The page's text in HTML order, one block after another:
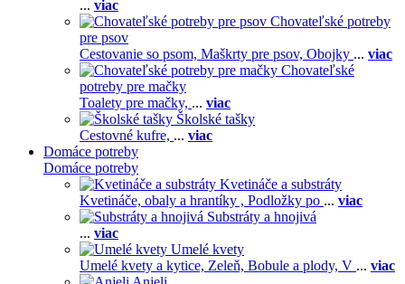
... viac
Chovateľské potreby
pre psov
Cestovanie so psom, Maškrty pre psov, Obojky ... viac
Chovateľské
potreby pre mačky
Toalety pre mačky, ... viac
Školské tašky
Cestovné kufre, ... viac
Domáce potreby
Domáce potreby
Kvetináče a substráty
Kvetináče, obaly a hrantíky , Podložky po ... viac
Substráty a hnojivá
... viac
Umelé kvety
Umelé kvety a kytice, Zeleň, Bobule a plody, V ... viac